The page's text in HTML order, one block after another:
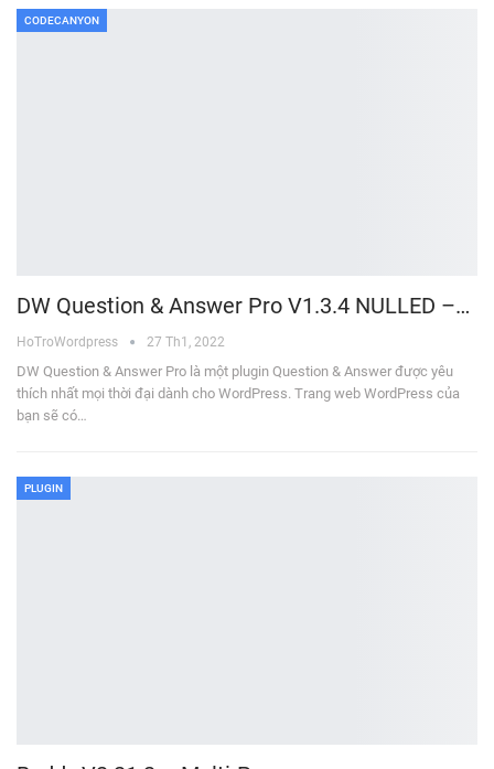
CODECANYON
DW Question & Answer Pro V1.3.4 NULLED –…
HoTroWordpress 27 Th1, 2022
DW Question & Answer Pro là một plugin Question & Answer được yêu
thích nhất mọi thời đại dành cho WordPress. Trang web WordPress của
bạn sẽ có…
PLUGIN